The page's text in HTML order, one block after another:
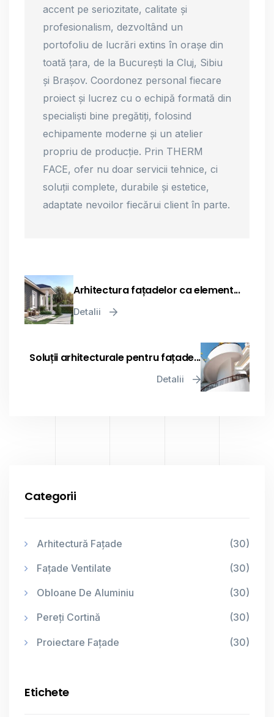
accent pe seriozitate, calitate și
profesionalism, dezvoltând un
portofoliu de lucrări extins în orașe din
toată țara, de la București la Cluj, Sibiu
și Brașov. Coordonez personal fiecare
proiect și lucrez cu o echipă formată din
specialiști bine pregătiți, folosind
echipamente moderne și un atelier
propriu de producție. Prin THERM
FACE, ofer nu doar servicii tehnice, ci
soluții complete, durabile și estetice,
adaptate nevoilor fiecărui client în parte.
Arhitectura fațadelor ca element...
Detalii
Soluții arhitecturale pentru fațade...
Detalii
Categorii
Arhitectură Fațade (30)
Fațade Ventilate (30)
Obloane De Aluminiu (30)
Pereți Cortină (30)
Proiectare Fațade (30)
Etichete